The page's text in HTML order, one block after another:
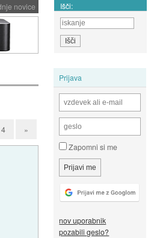
novice Išči:
Prijava
Zapomni si me
nov uporabnik
pozabili geslo?
4 »